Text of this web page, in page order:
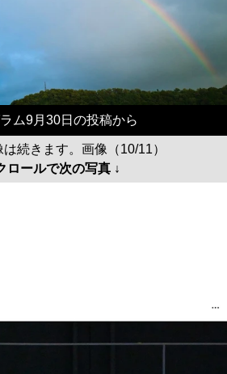
ム9月30日の投稿から
続きます。画像（10/11）
ロールで次の写真 ↓